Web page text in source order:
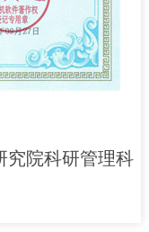
究院科研管理科